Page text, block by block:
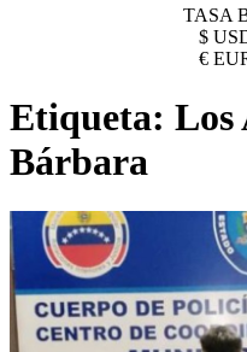
TASA
$
€
Etiqueta: Los
Bárbara